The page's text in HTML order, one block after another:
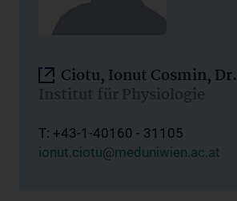
Ciotu, Ionut Cosmin, Dr.
Institut für Physiologie
T: +43-1-40160 - 31105
ionut.ciotu@meduniwien.ac.at